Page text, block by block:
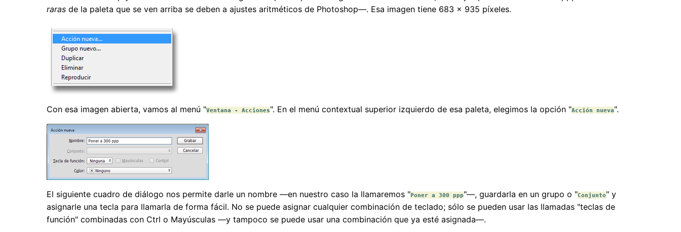
raras de la paleta que se ven arriba se deben a ajustes aritméticos de Photoshop—. Esa imagen tiene 683 × 935 píxeles.
Con esa imagen abierta, vamos al menú "Ventana - Acciones". En el menú contextual superior izquierdo de esa paleta, elegimos la opción "Acción nueva".
El siguiente cuadro de diálogo nos permite darle un nombre —en nuestro caso la llamaremos "Poner a 300 ppp"—, guardarla en un grupo o "Conjunto" y
asignarle una tecla para llamarla de forma fácil. No se puede asignar cualquier combinación de teclado; sólo se pueden usar las llamadas "teclas de
función" combinadas con Ctrl o Mayúsculas —y tampoco se puede usar una combinación que ya esté asignada—.